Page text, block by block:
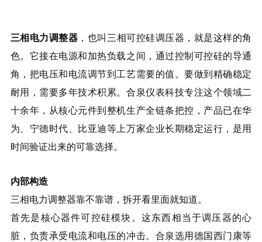
三相电力调整器 ，也叫三相可控硅调压器，就是这样的角
色。它接在电源和加热负载之间，通过控制可控硅的导通
角，把电压和电流调节到工艺需要的值。要做到精确稳定
耐用，需要多年技术积累。合泉仪表科技专注这个领域二
十余年，从核心元件到整机生产全链条把控，产品已在华
为、宁德时代、比亚迪等上万家企业长期稳定运行，是用
时间验证出来的可靠选择。
内部构造
三相电力调整器靠不靠谱，拆开看里面就知道。
首先是核心器件可控硅模块。这东西相当于调压器的心
脏，负责承受电流和电压的冲击。合泉选用德国西门康等